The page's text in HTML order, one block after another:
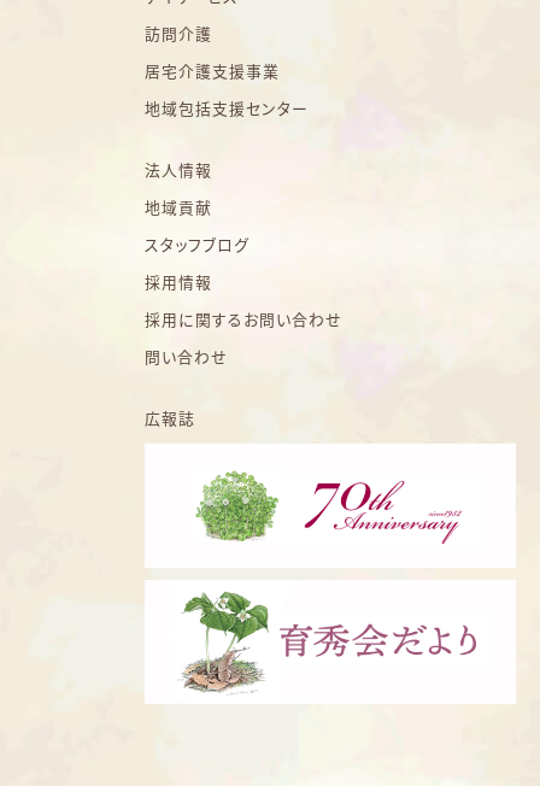
訪問介護
居宅介護支援事業
地域包括支援センター
法人情報
地域貢献
スタッフブログ
採用情報
採用に関するお問い合わせ
問い合わせ
広報誌